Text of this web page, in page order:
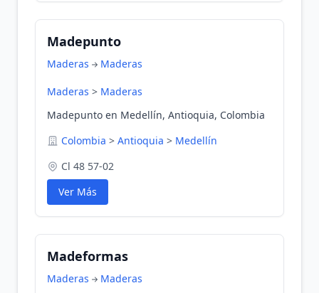
Madepunto
Maderas Maderas
Maderas > Maderas
Madepunto en Medellín, Antioquia, Colombia
Colombia > Antioquia > Medellín
Cl 48 57-02
Ver Más
Madeformas
Maderas Maderas